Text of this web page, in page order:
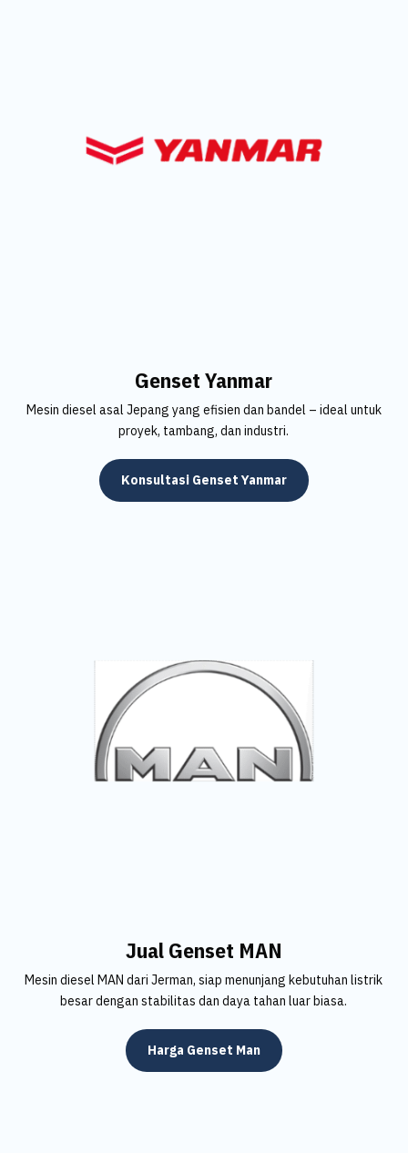
Genset Yanmar
Mesin diesel asal Jepang yang efisien dan bandel – ideal untuk
proyek, tambang, dan industri.
Konsultasi Genset Yanmar
Jual Genset MAN
Mesin diesel MAN dari Jerman, siap menunjang kebutuhan listrik
besar dengan stabilitas dan daya tahan luar biasa.
Harga Genset Man